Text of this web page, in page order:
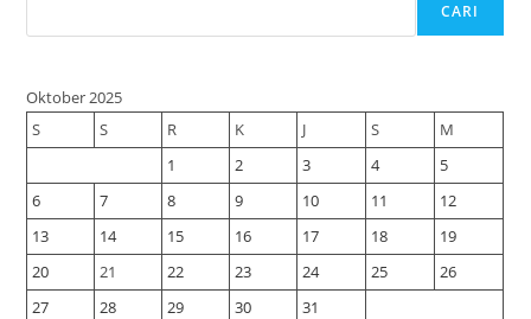
CARI
Oktober 2025
S
S R K J S
M
1
2 3 4
5
6
7 8 9 10 11
12
13
14 15 16 17 18
19
20
21 22 23 24 25
26
27
28 29 30 31